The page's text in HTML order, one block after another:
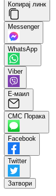
Копирај линк
Messenger
WhatsApp
Viber
Е-маил
СМС Порака
Facebook
Twitter
Затвори